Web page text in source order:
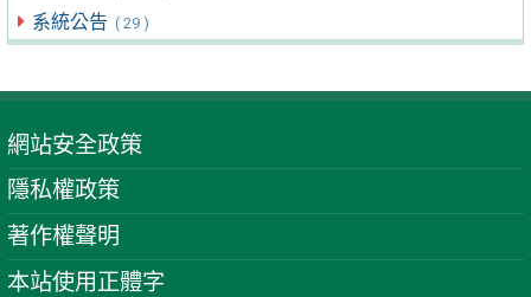
系統公告 ( 29 )
網站安全政策
隱私權政策
著作權聲明
本站使用正體字